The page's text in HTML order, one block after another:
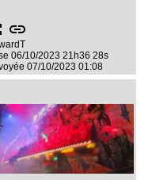
link
06/10/2023 21h36 28s
07/10/2023 01:08